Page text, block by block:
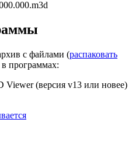
с файлами (распаковать
программах:
(версия v13 или новее)